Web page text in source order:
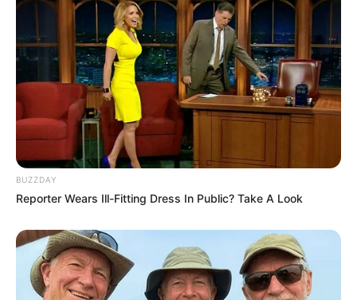
BUZZDAY
Reporter Wears Ill-Fitting Dress In Public? Take A Look